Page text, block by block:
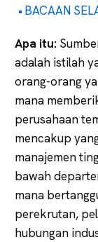
BACAAN
Apa itu:
adalah istilah
orang-orang
mana
perusahaan
mencakup
manajemen
bawah
mana
perekrutan,
hubungan